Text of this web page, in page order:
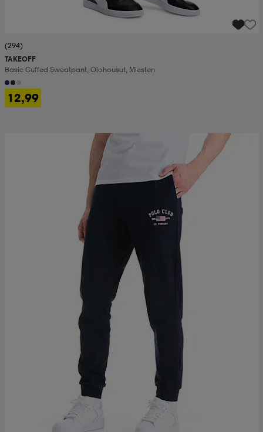
(294)
TAKEOFF
Basic Cuffed Sweatpant, Olohousut, Miesten
12,99